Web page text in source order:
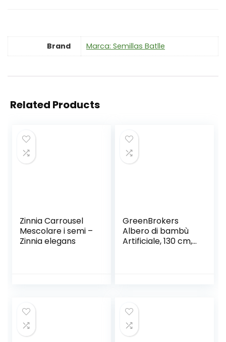
Brand Marca: Semillas Batlle
Related Products
Zinnia Carrousel
Mescolare i semi –
Zinnia elegans
GreenBrokers
Albero di bambù
Artificiale, 130 cm,